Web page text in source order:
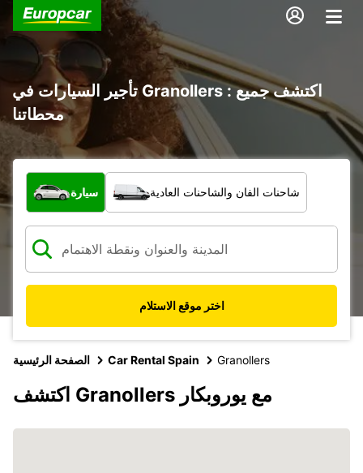
تأجير السيارات في Granollers : اكتشف جميع
محطاتنا
ما نوع المركبة؟
سيارة شاحنات الفان والشاحنات العادية
اختر موقع الاستلام
الصفحة الرئيسية Car Rental Spain Granollers
اكتشف Granollers مع يوروبكار